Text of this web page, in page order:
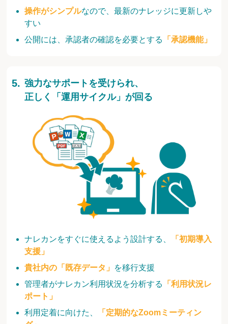
操作がシンプルなので、最新のナレッジに更新しや
すい
公開には、承認者の確認を必要とする
「承認機能」
ナレカンをすぐに使えるよう設計する、
「初期導入
支援」
貴社内の「既存データ」 を移行支援
管理者がナレカン利用状況を分析する
「利用状況レ
ポート」
利用定着に向けた、
「定期的なZoomミーティン
強力なサポートを受けられ、
正しく「運用サイクル」が回る